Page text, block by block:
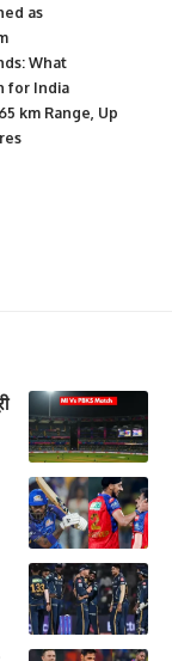
as
What
for India
km Range, Up